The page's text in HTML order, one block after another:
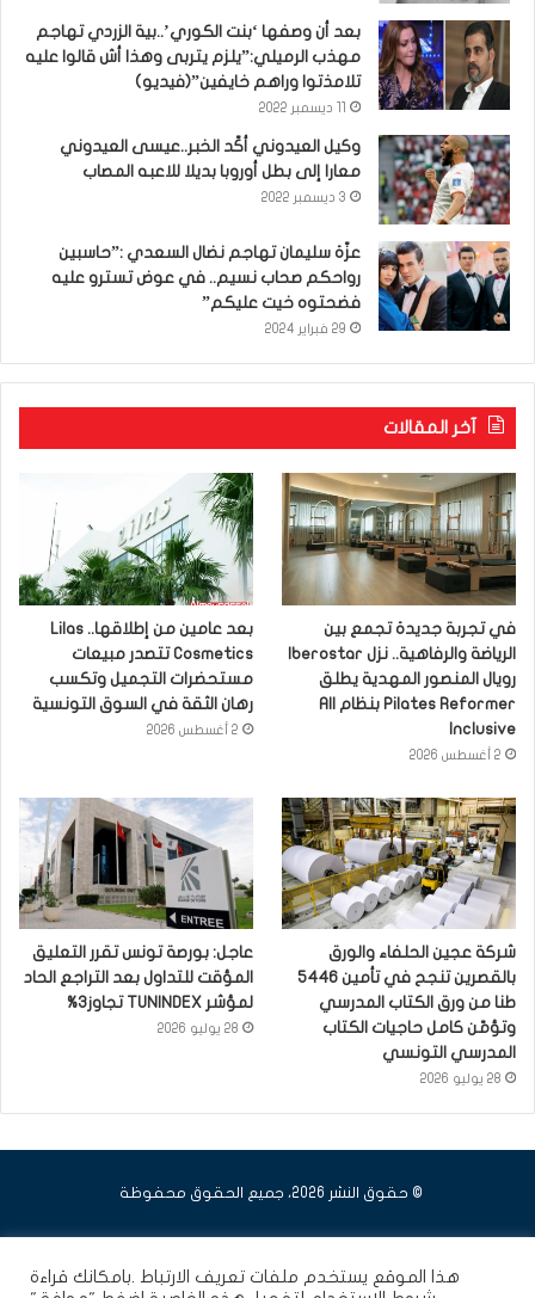
بعد أن وصفها ‘بنت الكوري’..بية الزردي تهاجم
مهذب الرميلي:”يلزم يتربى وهذا أش قالوا عليه
تلامذتوا وراهم خايفين”(فيديو)
وكيل العيدوني أكّد الخبر..عيسى العيدوني
معارا إلى بطل أوروبا بديلا للاعبه المصاب
3 ديسمبر 2022
عزّة سليمان تهاجم نضال السعدي :”حاسبين
رواحكم صحاب نسيم.. في عوض تسترو عليه
فضحتوه خيت عليكم”
29 فبراير 2024
آخر المقالات
في تجربة جديدة تجمع بين
رويال المنصور المهدية يطلق
Pilates Reformer بنظام All
Inclusive
2 أغسطس 2026
بعد عامين من إطلاقها.. Lilas
Cosmetics تتصدر مبيعات
مستحضرات التجميل وتكسب
رهان الثقة في السوق التونسية
2 أغسطس 2026
شركة عجين الحلفاء والورق
بالقصرين تنجح في تأمين 5446
طنا من ورق الكتاب المدرسي
وتؤمّن كامل حاجيات الكتاب
المدرسي التونسي
28 يوليو 2026
عاجل: بورصة تونس تقرر التعليق
المؤقت للتداول بعد التراجع الحاد
لمؤشر TUNINDEX تجاوز3%
28 يوليو 2026
© حقوق النشر 2026، جميع الحقوق محفوظة
هذا الموقع يستخدم ملفات تعريف الارتباط .بامكانك قراءة